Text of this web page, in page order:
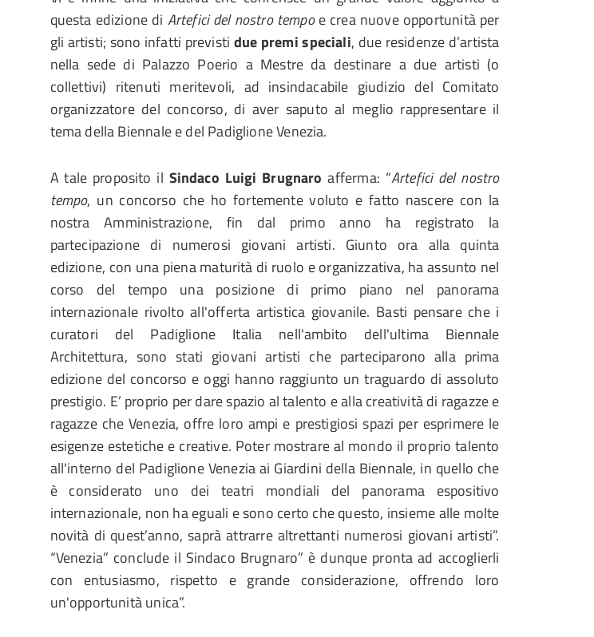
questa edizione di Artefici del nostro tempoe crea nuove opportunità per
gli artisti; sono infatti previsti due premi speciali, due residenze d’artista
nella sede di Palazzo Poerio a Mestre da destinare a due artisti (o
collettivi) ritenuti meritevoli, ad insindacabile giudizio del Comitato
organizzatore del concorso, di aver saputo al meglio rappresentare il
tema della Biennale e del Padiglione Venezia.
A tale proposito il Sindaco Luigi Brugnaro afferma: “Artefici del nostro
tempo, un concorso che ho fortemente voluto e fatto nascere con la
nostra Amministrazione, fin dal primo anno ha registrato la
partecipazione di numerosi giovani artisti. Giunto ora alla quinta
edizione, con una piena maturità di ruolo e organizzativa, ha assunto nel
corso del tempo una posizione di primo piano nel panorama
internazionale rivolto all'offerta artistica giovanile. Basti pensare che i
curatori del Padiglione Italia nell'ambito dell'ultima Biennale
Architettura, sono stati giovani artisti che parteciparono alla prima
edizione del concorso e oggi hanno raggiunto un traguardo di assoluto
prestigio. E’ proprio per dare spazio al talento e alla creatività di ragazze e
ragazze che Venezia, offre loro ampi e prestigiosi spazi per esprimere le
esigenze estetiche e creative. Poter mostrare al mondo il proprio talento
all'interno del Padiglione Venezia ai Giardini della Biennale, in quello che
è considerato uno dei teatri mondiali del panorama espositivo
internazionale, non ha eguali e sono certo che questo, insieme alle molte
novità di quest’anno, saprà attrarre altrettanti numerosi giovani artisti”.
“Venezia” conclude il Sindaco Brugnaro” è dunque pronta ad accoglierli
con entusiasmo, rispetto e grande considerazione, offrendo loro
un'opportunità unica”.